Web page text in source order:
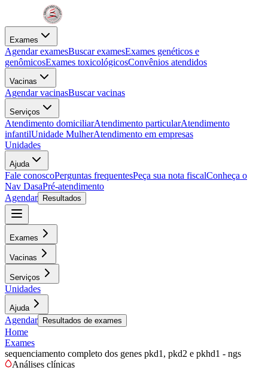
Exames
Agendar examesBuscar examesExames genéticos e
genômicosExames toxicológicosConvênios atendidos
Vacinas
Agendar vacinasBuscar vacinas
Serviços
Atendimento domiciliarAtendimento particularAtendimento
infantilUnidade MulherAtendimento em empresas
Unidades
Ajuda
Fale conoscoPerguntas frequentesPeça sua nota fiscalConheça o
Nav DasaPré-atendimento
Agendar
Resultados
Exames
Vacinas
Serviços
Unidades
Ajuda
Agendar Resultados de exames
Home
Exames
sequenciamento completo dos genes pkd1, pkd2 e pkhd1 - ngs
Análises clínicas